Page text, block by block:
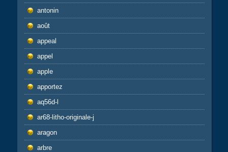
antonin
août
appeal
appel
apple
apportez
aq56d-l
ar68-litho-originale-j
aragon
arbre